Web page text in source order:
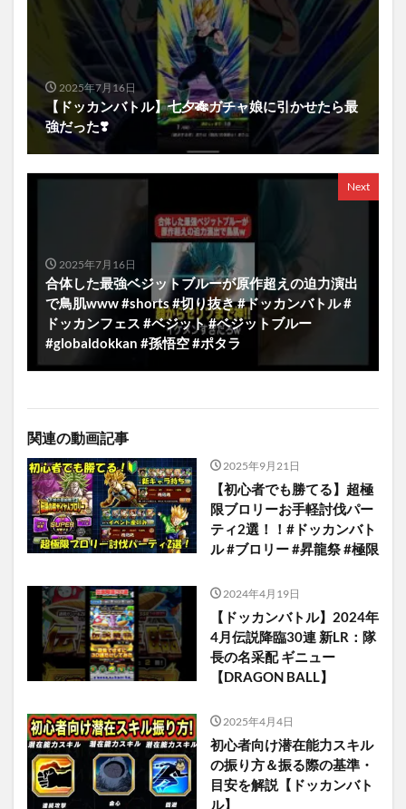
2025年7月16日
【ドッカンバトル】七夕🎋ガチャ娘に引かせたら最
強だった❣️
Next
2025年7月16日
合体した最強ベジットブルーが原作超えの迫力演出
で鳥肌www #shorts #切り抜き #ドッカンバトル #
ドッカンフェス #ベジット #ベジットブルー
#globaldokkan #孫悟空 #ポタラ
関連の動画記事
2025年9月21日
【初心者でも勝てる】超極
限ブロリーお手軽討伐パー
ティ2選！！#ドッカンバト
ル #ブロリー #昇龍祭 #極限
2024年4月19日
【ドッカンバトル】2024年
4月伝説降臨30連 新LR：隊
長の名采配 ギニュー
【DRAGON BALL】
2025年4月4日
初心者向け潜在能力スキル
の振り方＆振る際の基準・
目安を解説【ドッカンバト
ル】